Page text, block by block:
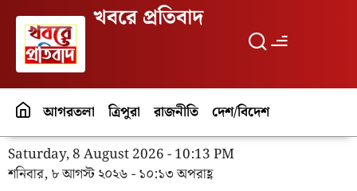
খবরে প্রতিবাদ
আগরতলা ত্রিপুরা রাজনীতি দেশ/বিদেশ
Saturday, 8 August 2026 - 10:13 PM
শনিবার, ৮ আগস্ট ২০২৬ - ১০:১৩ অপরাহ্ণ